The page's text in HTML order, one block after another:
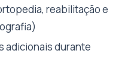
reabilitação e
adicionais durante